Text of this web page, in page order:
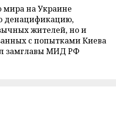
мира на Украине
денацификацию,
жителей, но и
с попытками Киева
замглавы МИД РФ